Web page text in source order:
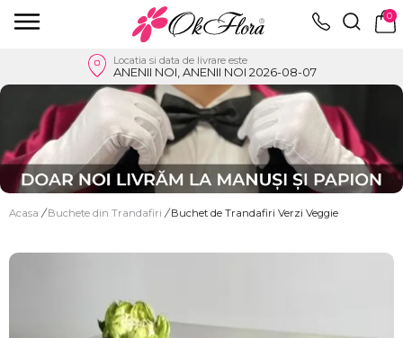
0
Locatia si data de livrare este
ANENII NOI, ANENII NOI 2026-08-07
Acasa / Buchete din Trandafiri / Buchet de Trandafiri Verzi Veggie